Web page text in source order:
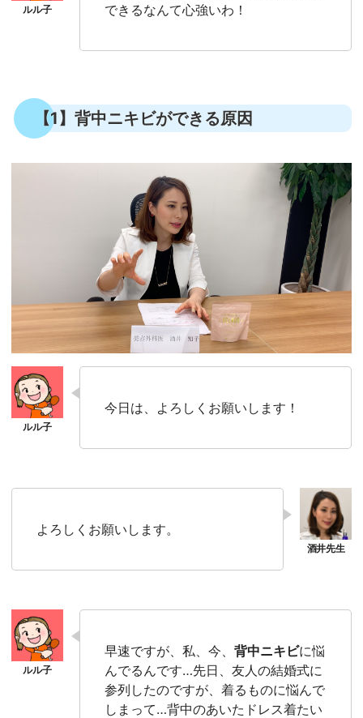
できるなんて心強いわ！
【1】背中ニキビができる原因
今日は、よろしくお願いします！
よろしくお願いします。
早速ですが、私、今、 背中ニキビに悩
んでるんです…先日、友人の結婚式に
参列したのですが、着るものに悩んで
しまって…背中のあいたドレス着たい